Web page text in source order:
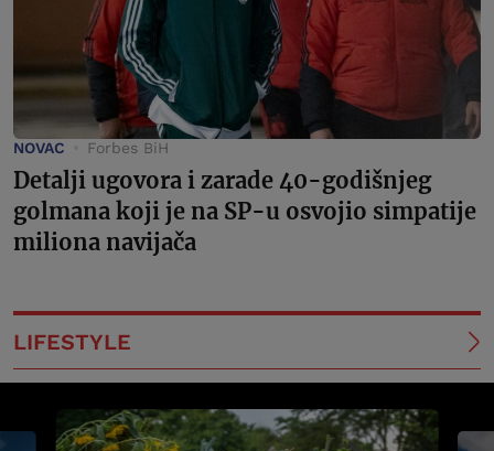
NOVAC Forbes BiH
Detalji ugovora i zarade 40-godišnjeg
golmana koji je na SP-u osvojio simpatije
miliona navijača
LIFESTYLE